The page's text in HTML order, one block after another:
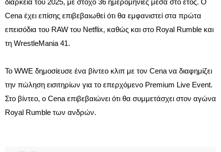
Cena έχει επίσης επιβεβαιωθεί ότι θα εμφανιστεί στα πρώτα
επεισόδια του RAW του Netflix, καθώς και στο Royal Rumble και
τη WrestleMania 41.
Το WWE δημοσίευσε ένα βίντεο κλιπ με τον Cena να διαφημίζει
την πώληση εισιτηρίων για το επερχόμενο Premium Live Event.
Στο βίντεο, ο Cena επιβεβαιώνει ότι θα συμμετάσχει στον αγώνα
Royal Rumble των ανδρών.